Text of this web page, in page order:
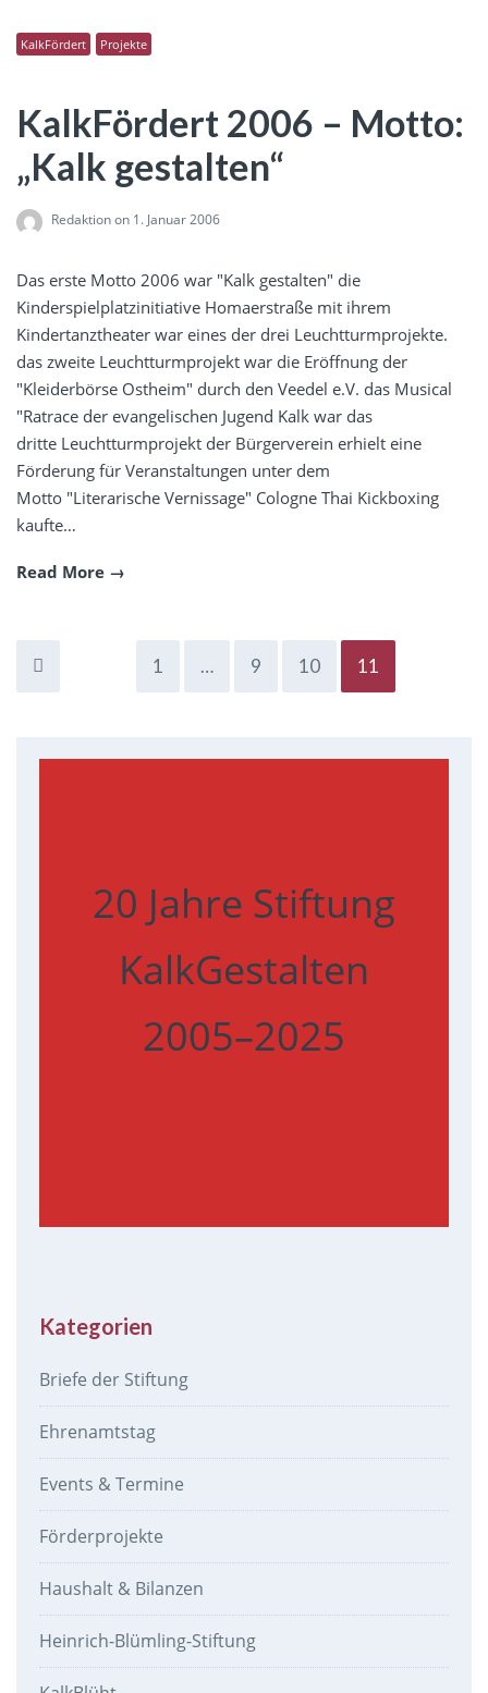
KalkFördert Projekte
KalkFördert 2006 – Motto:
„Kalk gestalten“
Redaktionon 1. Januar 2006
Das erste Motto 2006 war "Kalk gestalten" die
Kinderspielplatzinitiative Homaerstraße mit ihrem
Kindertanztheater war eines der drei Leuchtturmprojekte.
das zweite Leuchtturmprojekt war die Eröffnung der
"Kleiderbörse Ostheim" durch den Veedel e.V. das Musical
"Ratrace der evangelischen Jugend Kalk war das
dritte Leuchtturmprojekt der Bürgerverein erhielt eine
Förderung für Veranstaltungen unter dem
Motto "Literarische Vernissage" Cologne Thai Kickboxing
kaufte…
Read More
1 … 9 10 11
20 Jahre Stiftung
KalkGestalten
2005–2025
Kategorien
Briefe der Stiftung
Ehrenamtstag
Events & Termine
Förderprojekte
Haushalt & Bilanzen
Heinrich-Blümling-Stiftung